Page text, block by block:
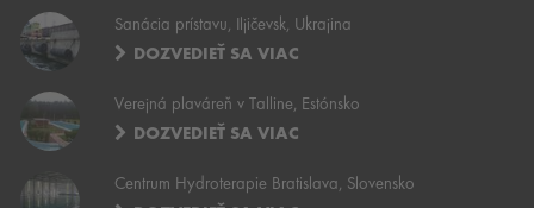
Sanácia prístavu, Iljičevsk, Ukrajina
DOZVEDIEŤ SA VIAC
Verejná plaváreň v Talline, Estónsko
DOZVEDIEŤ SA VIAC
Centrum Hydroterapie Bratislava, Slovensko